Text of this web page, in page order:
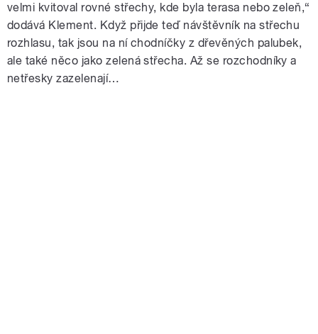
velmi kvitoval rovné střechy, kde byla terasa nebo zeleň,“
dodává Klement. Když přijde teď návštěvník na střechu
rozhlasu, tak jsou na ní chodníčky z dřevěných palubek,
ale také něco jako zelená střecha. Až se rozchodníky a
netřesky zazelenají…